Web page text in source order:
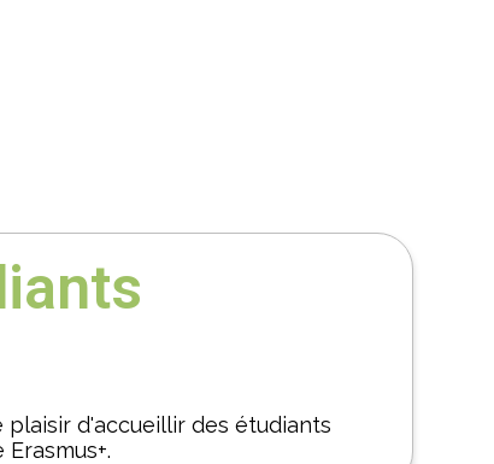
plaisir d'accueillir des étudiants